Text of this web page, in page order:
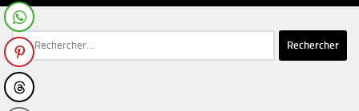
Rechercher :